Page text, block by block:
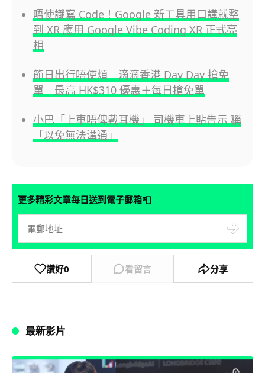
唔使識寫 Code！Google 新工具用口講就整
到 XR 應用 Google Vibe Coding XR 正式亮
相
節日出行唔使煩 滴滴香港 Day Day 搶免
單 最高 HK$310 優惠＋每日搶免單
小巴「上車唔俾戴耳機」 司機車上貼告示 稱
「以免無法溝通」
更多精彩文章每日送到電子郵箱📮
讚好0 看留言 分享
最新影片